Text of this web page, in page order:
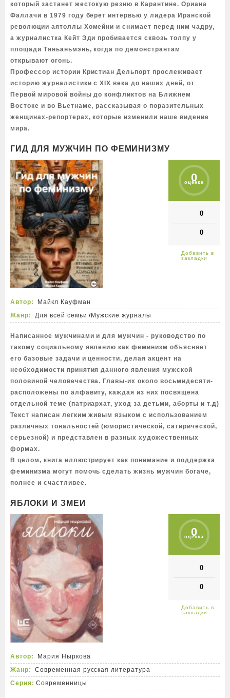
который застанет жестокую резню в Карантине. Ориана
Фаллачи в 1979 году берет интервью у лидера Иранской
революции аятоллы Хомейни и снимает перед ним чадру,
а журналистка Кейт Эди пробивается сквозь толпу у
площади Тяньаньмэнь, когда по демонстрантам
открывают огонь.
Профессор истории Кристиан Дельпорт прослеживает
историю журналистики с XIX века до наших дней, от
Первой мировой войны до конфликтов на Ближнем
Востоке и во Вьетнаме, рассказывая о поразительных
женщинах-репортерах, которые изменили наше видение
мира.
ГИД ДЛЯ МУЖЧИН ПО ФЕМИНИЗМУ
0
оценка
0
0
Автор:
Майкл Кауфман
Жанр:
Для всей семьи /Мужские журналы
Написанное мужчинами и для мужчин - руководство по
такому социальному явлению как феминизм объясняет
его базовые задачи и ценности, делая акцент на
необходимости принятия данного явления мужской
половиной человечества. Главы-их около восьмидесяти-
расположены по алфавиту, каждая из них посвящена
отдельной теме (патриархат, уход за детьми, аборты и т.д)
Текст написан легким живым языком с использованием
различных тональностей (юмористической, сатирической,
серьезной) и представлен в разных художественных
формах.
В целом, книга иллюстрирует как понимание и поддержка
феминизма могут помочь сделать жизнь мужчин богаче,
полнее и счастливее.
ЯБЛОКИ И ЗМЕИ
0
оценка
0
0
Автор:
Мария Ныркова
Жанр:
Современная русская литература
Серия: Современницы